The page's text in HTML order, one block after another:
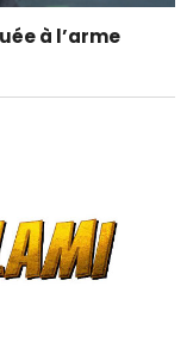
à l’arme